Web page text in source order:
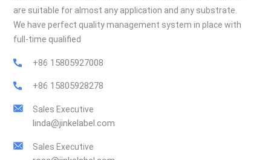
are suitable for almost any application and any substrate.
We have perfect quality management system in place with
full-time qualified
+86 15805927008
+86 15805928278
Sales Executive
linda@jinkelabel.com
Sales Executive